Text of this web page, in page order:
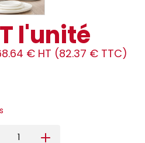
l'unité
€ HT (82.37 € TTC)